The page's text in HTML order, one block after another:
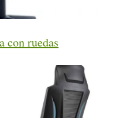
con ruedas